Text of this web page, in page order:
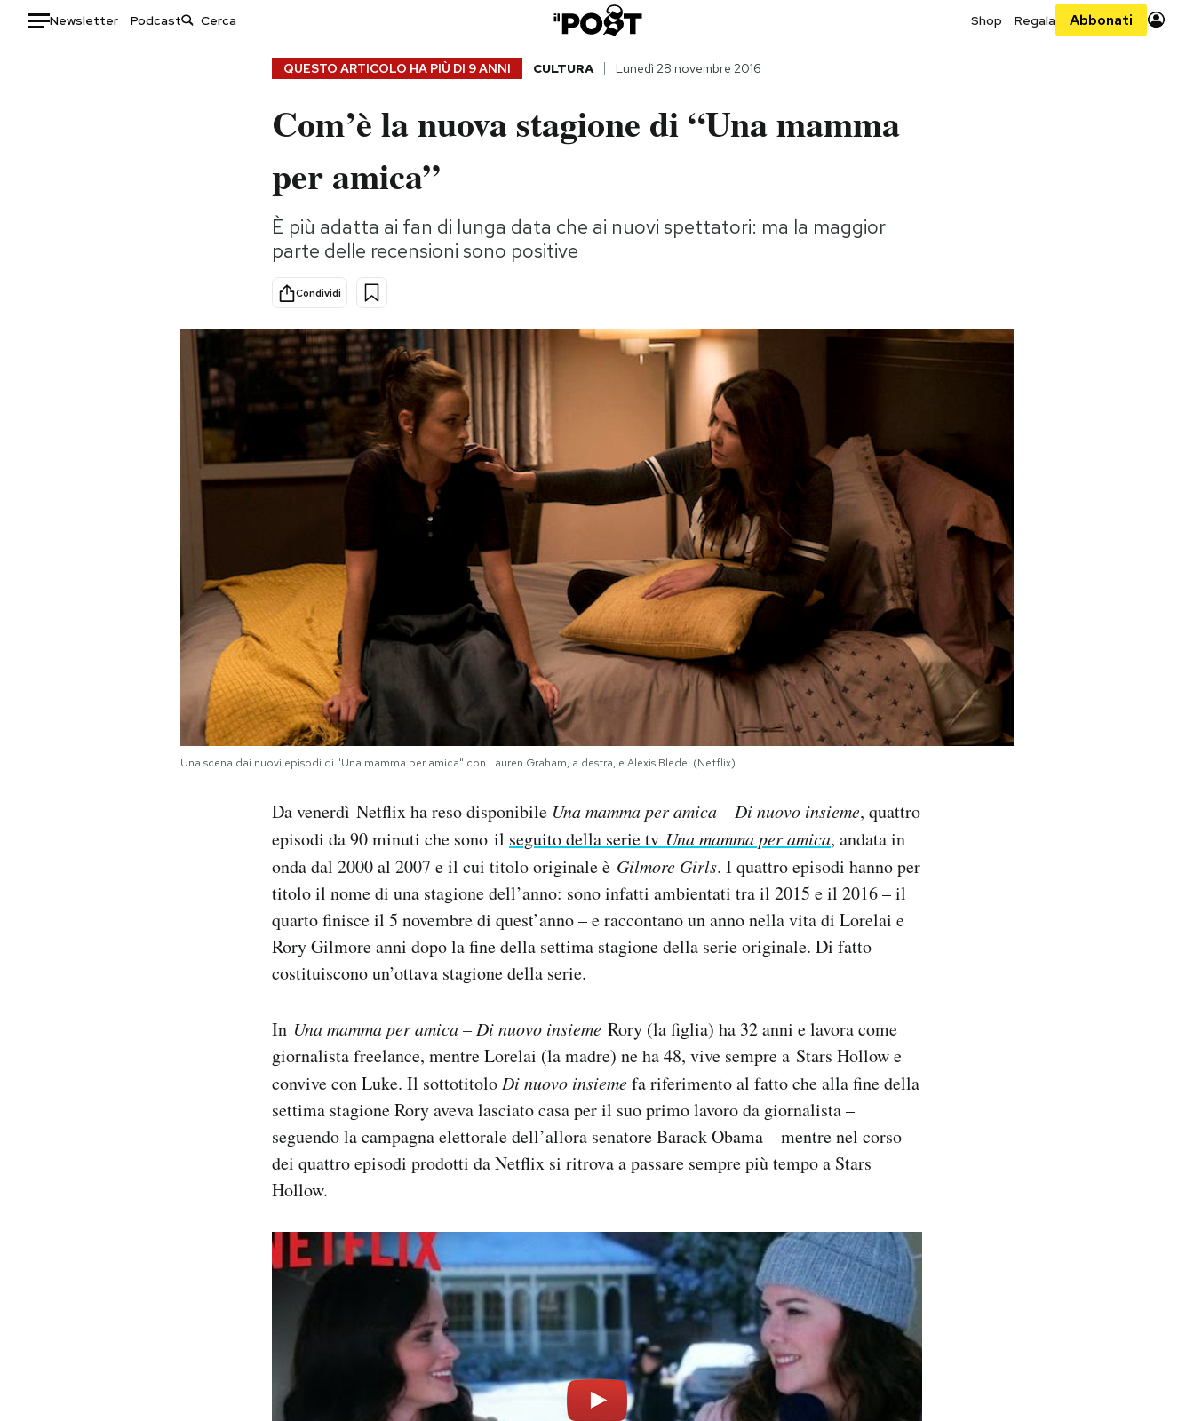
Newsletter Podcast Shop Regala Abbonati
Consumismi
Storie/Idee
Ok Boomer!
Altrecose
Mondiali calcio 2026
AREA PERSONALE
QUESTO ARTICOLO HA PIÙ DI 9 ANNI CULTURA Lunedì 28 novembre 2016
Com’è la nuova stagione di “Una mamma
per amica”
È più adatta ai fan di lunga data che ai nuovi spettatori: ma la maggior
parte delle recensioni sono positive
Condividi
Una scena dai nuovi episodi di "Una mamma per amica" con Lauren Graham, a destra, e Alexis Bledel (Netflix)
Da venerdì Netflix ha reso disponibile Una mamma per amica – Di nuovo insieme, quattro
episodi da 90 minuti che sono il seguito della serie tv Una mamma per amica, andata in
onda dal 2000 al 2007 e il cui titolo originale è Gilmore Girls. I quattro episodi hanno per
titolo il nome di una stagione dell’anno: sono infatti ambientati tra il 2015 e il 2016 – il
quarto finisce il 5 novembre di quest’anno – e raccontano un anno nella vita di Lorelai e
Rory Gilmore anni dopo la fine della settima stagione della serie originale. Di fatto
costituiscono un’ottava stagione della serie.
In Una mamma per amica – Di nuovo insieme Rory (la figlia) ha 32 anni e lavora come
giornalista freelance, mentre Lorelai (la madre) ne ha 48, vive sempre a Stars Hollow e
convive con Luke. Il sottotitoloDi nuovo insiemefa riferimento al fatto che alla fine della
settima stagione Rory aveva lasciato casa per il suo primo lavoro da giornalista –
seguendo la campagna elettorale dell’allora senatore Barack Obama – mentre nel corso
dei quattro episodi prodotti da Netflix si ritrova a passare sempre più tempo a Stars
Hollow.